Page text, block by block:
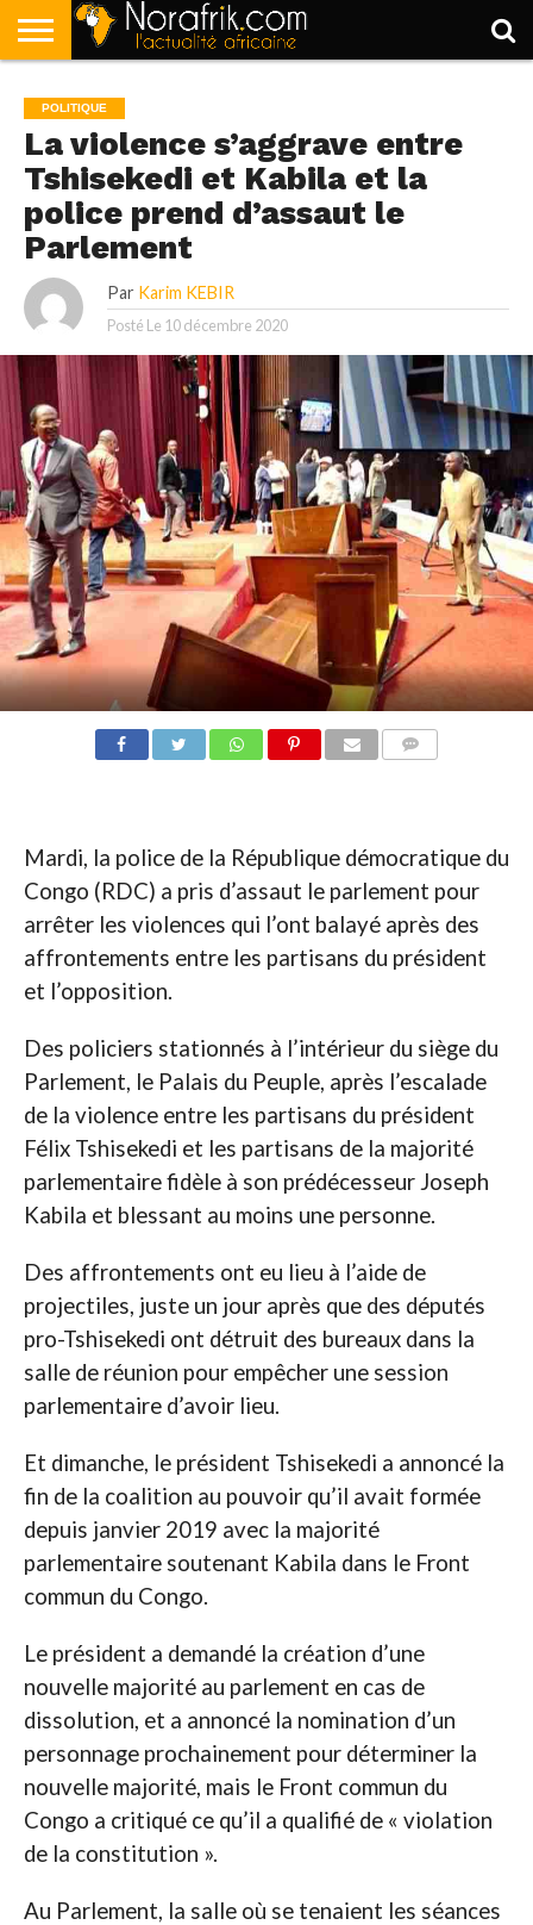
POLITIQUE
SOCIÉTÉ
ECONOMIE
SPORT
LIFESTYLE
POLITIQUE
La violence s’aggrave entre
Tshisekedi et Kabila et la
police prend d’assaut le
Parlement
Par Karim KEBIR
Posté Le 10 décembre 2020
Mardi, la police de la République démocratique du
Congo (RDC) a pris d’assaut le parlement pour
arrêter les violences qui l’ont balayé après des
affrontements entre les partisans du président
et l’opposition.
Des policiers stationnés à l’intérieur du siège du
Parlement, le Palais du Peuple, après l’escalade
de la violence entre les partisans du président
Félix Tshisekedi et les partisans de la majorité
parlementaire fidèle à son prédécesseur Joseph
Kabila et blessant au moins une personne.
Des affrontements ont eu lieu à l’aide de
projectiles, juste un jour après que des députés
pro-Tshisekedi ont détruit des bureaux dans la
salle de réunion pour empêcher une session
parlementaire d’avoir lieu.
Et dimanche, le président Tshisekedi a annoncé la
fin de la coalition au pouvoir qu’il avait formée
depuis janvier 2019 avec la majorité
parlementaire soutenant Kabila dans le Front
commun du Congo.
Le président a demandé la création d’une
nouvelle majorité au parlement en cas de
dissolution, et a annoncé la nomination d’un
personnage prochainement pour déterminer la
nouvelle majorité, mais le Front commun du
Congo a critiqué ce qu’il a qualifié de « violation
de la constitution ».
Au Parlement, la salle où se tenaient les séances